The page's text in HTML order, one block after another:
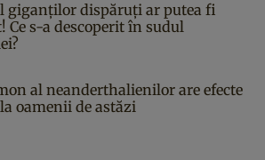
giganților dispăruți ar putea fi
Ce s-a descoperit în sudul
al neanderthalienilor are efecte
oamenii de astăzi